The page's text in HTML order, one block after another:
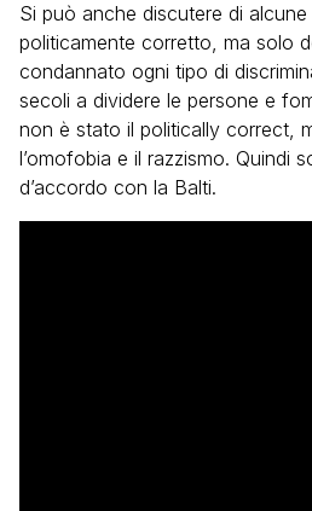
Si può anche discutere di
politicamente corretto, ma solo
condannato ogni tipo di
secoli a dividere le persone e
non è stato il politically correct,
l’omofobia e il razzismo. Quindi
d’accordo con la Balti.